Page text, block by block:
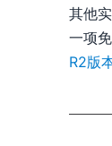
其他
一项
R2版